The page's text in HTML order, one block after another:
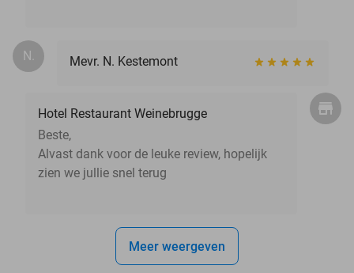
N. Mevr. N. Kestemont
Hotel Restaurant Weinebrugge
Beste,
Alvast dank voor de leuke review, hopelijk
zien we jullie snel terug
Meer weergeven